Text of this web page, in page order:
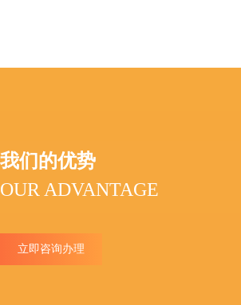
我们的优势
OUR ADVANTAGE
立即咨询办理